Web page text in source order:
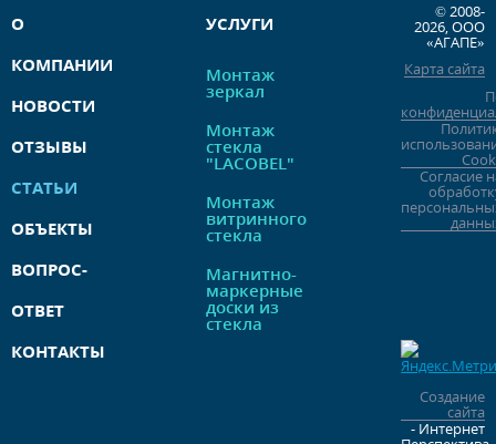
О
КОМПАНИИ
НОВОСТИ
ОТЗЫВЫ
СТАТЬИ
ОБЪЕКТЫ
ВОПРОС-
ОТВЕТ
КОНТАКТЫ
УСЛУГИ
Монтаж
зеркал
Монтаж
стекла
"LACOBEL"
Монтаж
витринного
стекла
Магнитно-
маркерные
доски из
стекла
© 2008-
2026, ООО
«АГАПЕ»
Карта сайта
Согласие
Создание
сайта
- Интернет